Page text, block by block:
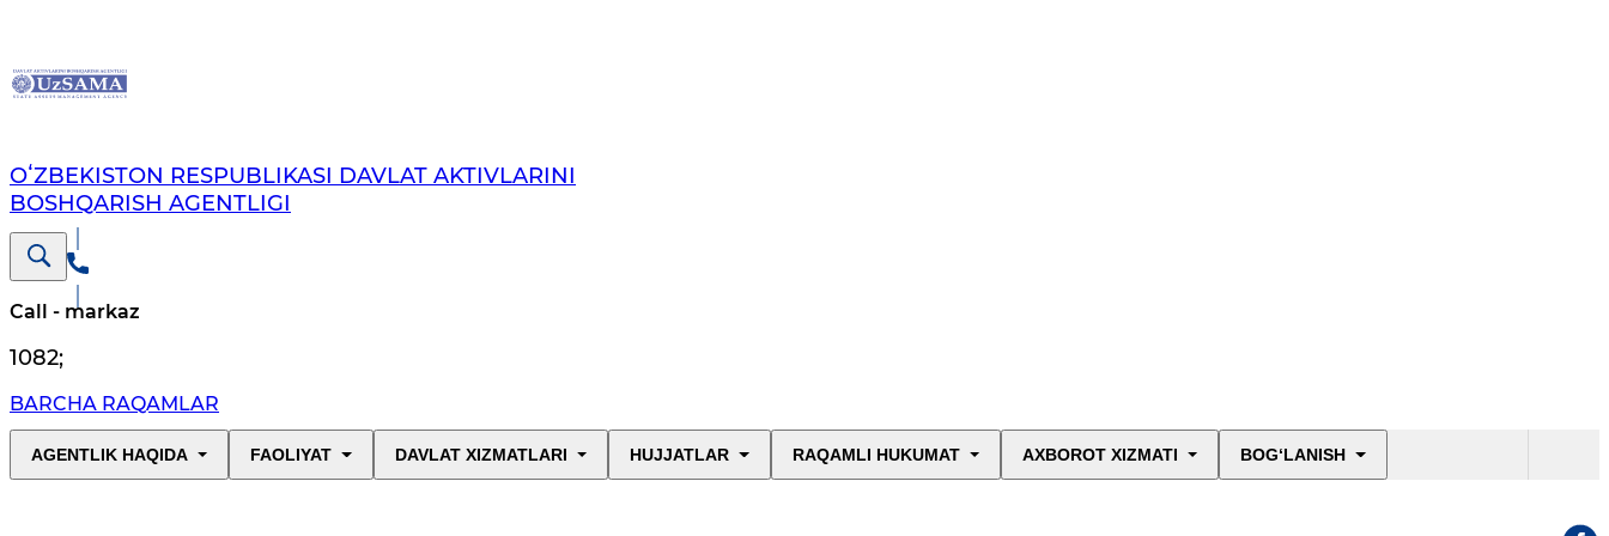
OʻZBEKISTON RESPUBLIKASI DAVLAT AKTIVLARINI
BOSHQARISH AGENTLIGI
Call - markaz
1082;
BARCHA RAQAMLAR
AGENTLIK HAQIDA FAOLIYAT DAVLAT XIZMATLARI HUJJATLAR RAQAMLI HUKUMAT AXBOROT XIZMATI BOG‘LANISH